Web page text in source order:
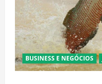
BUSINESS E NEGÓCIOS